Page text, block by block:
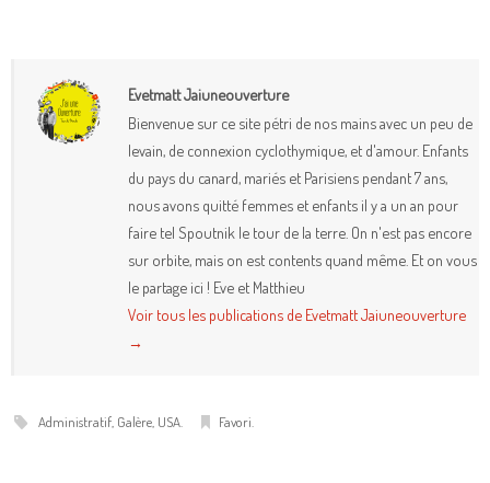
Evetmatt Jaiuneouverture
Bienvenue sur ce site pétri de nos mains avec un peu de
levain, de connexion cyclothymique, et d'amour. Enfants
du pays du canard, mariés et Parisiens pendant 7 ans,
nous avons quitté femmes et enfants il y a un an pour
faire tel Spoutnik le tour de la terre. On n'est pas encore
sur orbite, mais on est contents quand même. Et on vous
le partage ici ! Eve et Matthieu
Voir tous les publications de Evetmatt Jaiuneouverture
→
Administratif, Galère, USA. Favori.